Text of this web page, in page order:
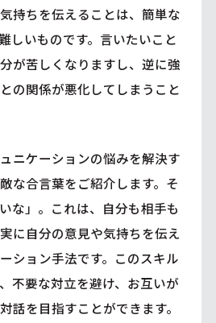
持ちを伝えることは、簡単な
しいものです。言いたいこと
が苦しくなりますし、逆に強
の関係が悪化してしまうこと
ニケーションの悩みを解決す
な合言葉をご紹介します。そ
な」。これは、自分も相手も
に自分の意見や気持ちを伝え
ション手法です。このスキル
不要な対立を避け、お互いが
話を目指すことができます。